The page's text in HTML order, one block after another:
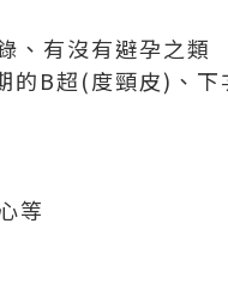
、有沒有避孕之類
的B超(度頸皮)、下
等